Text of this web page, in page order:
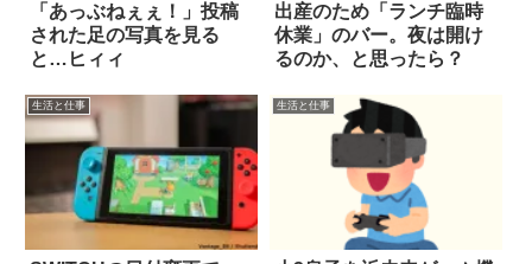
「あっぶねぇぇ！」投稿
された足の写真を見る
と…ヒィィ
出産のため「ランチ臨時
休業」のバー。夜は開け
るのか、と思ったら？
生活と仕事 生活と仕事